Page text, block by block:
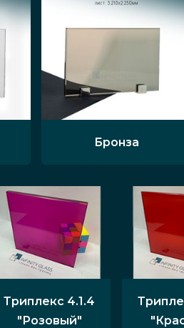
Бронза
Триплекс 4.1.4
"Розовый"